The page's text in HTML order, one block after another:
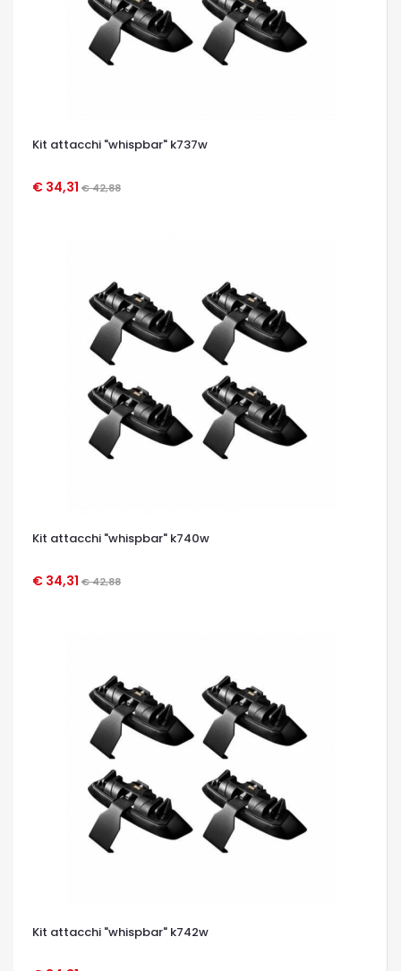
Kit attacchi "whispbar" k737w
€ 34,31 € 42,88
OCCHIATA VELOCE
Kit attacchi "whispbar" k740w
€ 34,31 € 42,88
OCCHIATA VELOCE
Kit attacchi "whispbar" k742w